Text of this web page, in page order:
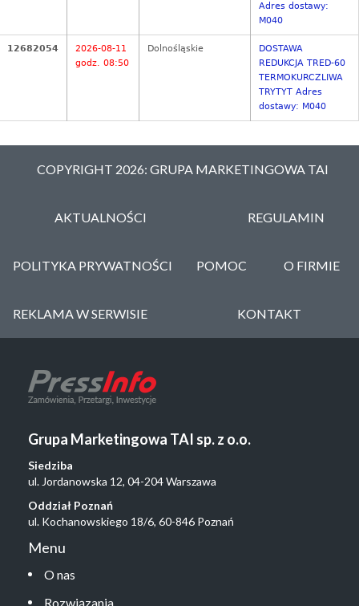
Adres dostawy:
M040
12682054
2026-08-11
godz. 08:50
Dolnośląskie
DOSTAWA
REDUKCJA TRED-60
TERMOKURCZLIWA
TRYTYT Adres
dostawy: M040
COPYRIGHT 2026: GRUPA MARKETINGOWA TAI
AKTUALNOŚCI REGULAMIN
POLITYKA PRYWATNOŚCI POMOC O FIRMIE
REKLAMA W SERWISIE KONTAKT
Grupa Marketingowa TAI sp. z o.o.
Siedziba
ul. Jordanowska 12, 04-204 Warszawa
Oddział Poznań
ul. Kochanowskiego 18/6, 60-846 Poznań
Menu
O nas
Rozwiązania